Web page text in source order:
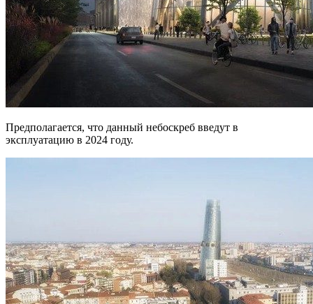
Предполагается, что данный небоскреб введут в
эксплуатацию в 2024 году.